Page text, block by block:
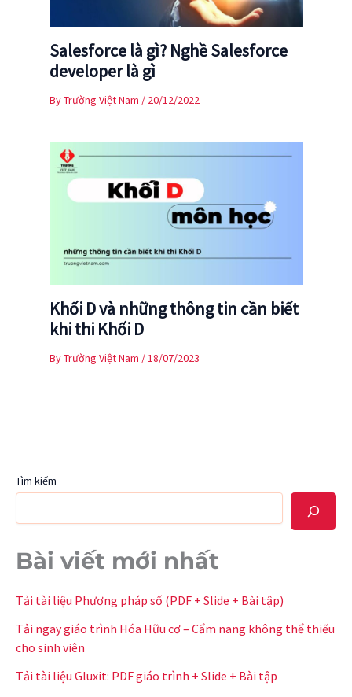
Salesforce là gì? Nghề Salesforce
developer là gì
ByTrường Việt Nam / 20/12/2022
Khối D và những thông tin cần biết
khi thi Khối D
ByTrường Việt Nam /18/07/2023
Tìm kiếm
Bài viết mới nhất
Tải tài liệu Phương pháp số (PDF + Slide + Bài tập)
Tải ngay giáo trình Hóa Hữu cơ – Cẩm nang không thể thiếu
cho sinh viên
Tải tài liệu Gluxit: PDF giáo trình + Slide + Bài tập